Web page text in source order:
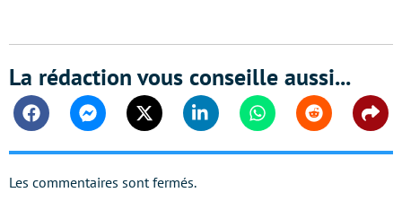
La rédaction vous conseille aussi...
FacebookMessengerTwitter Linkedin WhatsappReddit
Les commentaires sont fermés.